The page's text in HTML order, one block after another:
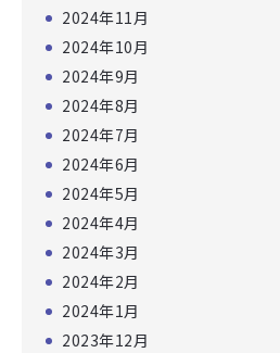
2024年11月
2024年10月
2024年9月
2024年8月
2024年7月
2024年6月
2024年5月
2024年4月
2024年3月
2024年2月
2024年1月
2023年12月